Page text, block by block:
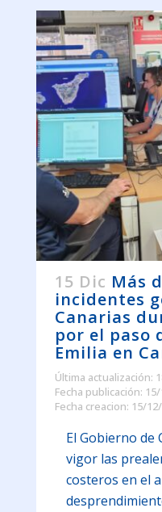
15 Dic Más
incidentes
Canarias
por el paso
Emilia en
Última actualización:
Fecha publicación:
Fecha creacion: 15/
El Gobierno de
vigor las
costeros en el